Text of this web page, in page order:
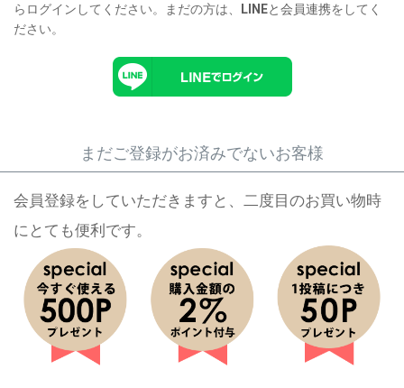
らログインしてください。まだの方は、
LINEと会員連携をしてく
ださい。
まだご登録がお済みでないお客様
会員登録をしていただきますと、二度目のお買い物時
にとても便利です。